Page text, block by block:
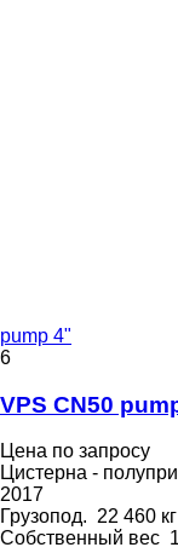
pump 4"
6
VPS CN50
Цена по запросу
Цистерна -
2017
Грузопод. 22 460 кг
Собственный вес